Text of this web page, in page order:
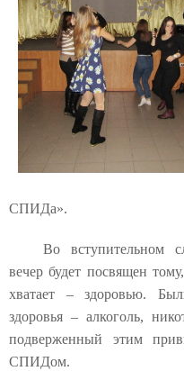
СПИДа».
Во вступительном
вечер будет посвящен
хватает – здоровью.
здоровья – алкоголь,
подверженный этим
СПИДом.